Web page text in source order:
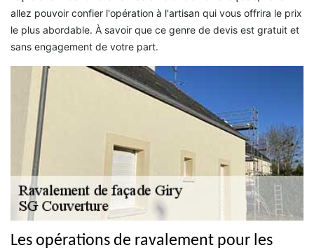
allez pouvoir confier l'opération à l'artisan qui vous offrira le prix
le plus abordable. À savoir que ce genre de devis est gratuit et
sans engagement de votre part.
Les opérations de ravalement pour les